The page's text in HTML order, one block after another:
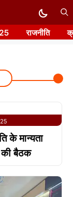
राजनीति
के मान्यता
की बैठक